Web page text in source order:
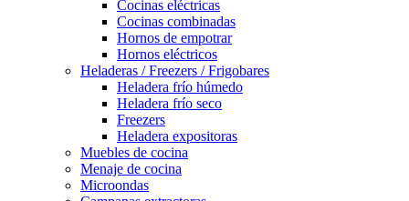
Cocinas eléctricas
Cocinas combinadas
Hornos de empotrar
Hornos eléctricos
Heladeras / Freezers / Frigobares
Heladera frío húmedo
Heladera frío seco
Freezers
Heladera expositoras
Muebles de cocina
Menaje de cocina
Microondas